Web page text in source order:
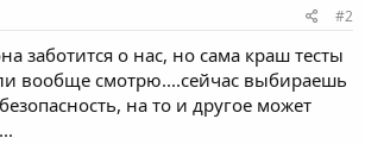
#2
заботится о нас, но сама краш тесты
вообще смотрю....сейчас выбираешь
на то и другое может